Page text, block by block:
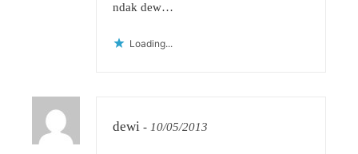
ndak dew…
Loading...
dewi - 10/05/2013